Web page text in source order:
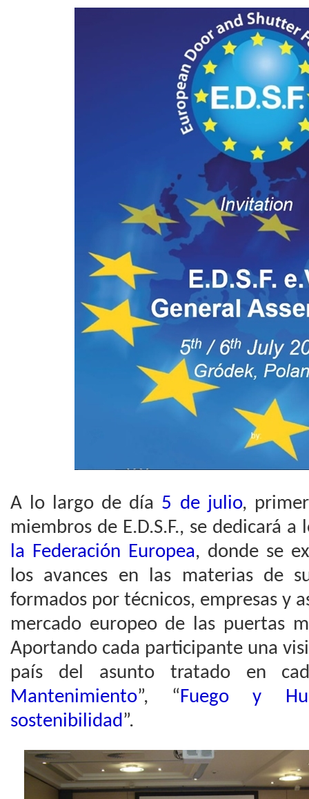
A lo largo de día 5 de julio,
miembros de E.D.S.F., se dedicará a
la Federación Europea, donde se
los avances en las materias de
formados por técnicos, empresas y
mercado europeo de las puertas
Aportando cada participante una
país del asunto tratado en
Mantenimiento”, “Fuego y
sostenibilidad”.